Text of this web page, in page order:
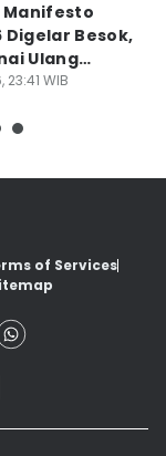
Manifesto
Digelar Besok,
Ulang
WIB
of Services